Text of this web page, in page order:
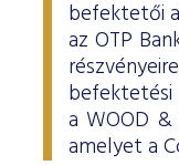
befektetői
az OTP
befektetési
a WOOD
amelyet a